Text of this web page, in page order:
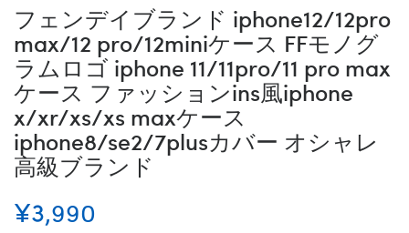
フェンデイブランド iphone12/12pro
max/12 pro/12miniケース FFモノグ
ラムロゴ iphone 11/11pro/11 pro max
ケース ファッションins風iphone
x/xr/xs/xs maxケース
iphone8/se2/7plusカバー オシャレ
高級ブランド
¥3,990